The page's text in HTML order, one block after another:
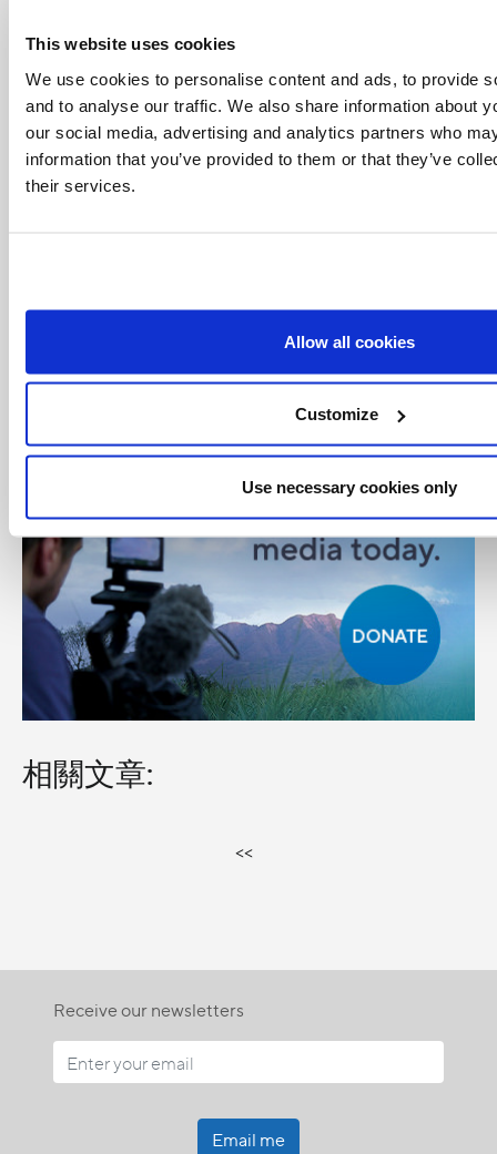
This website uses cookies
We use cookies to personalise content and ads, to provide
and to analyse our traffic. We also share information about
our social media, advertising and analytics partners who
information that you’ve provided to them or that they’ve
their services.
Allow all cookies
Customize
Use necessary cookies only
類別:
Canada Highlight Indigenous Papal Visit
Pope Francis 教宗方濟各
標籤
相關文章:
<<
Receive our newsletters
Email me